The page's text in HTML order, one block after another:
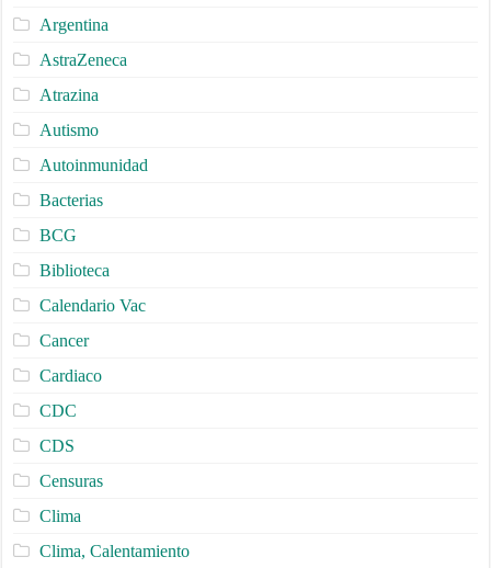
Argentina
AstraZeneca
Atrazina
Autismo
Autoinmunidad
Bacterias
BCG
Biblioteca
Calendario Vac
Cancer
Cardiaco
CDC
CDS
Censuras
Clima
Clima, Calentamiento